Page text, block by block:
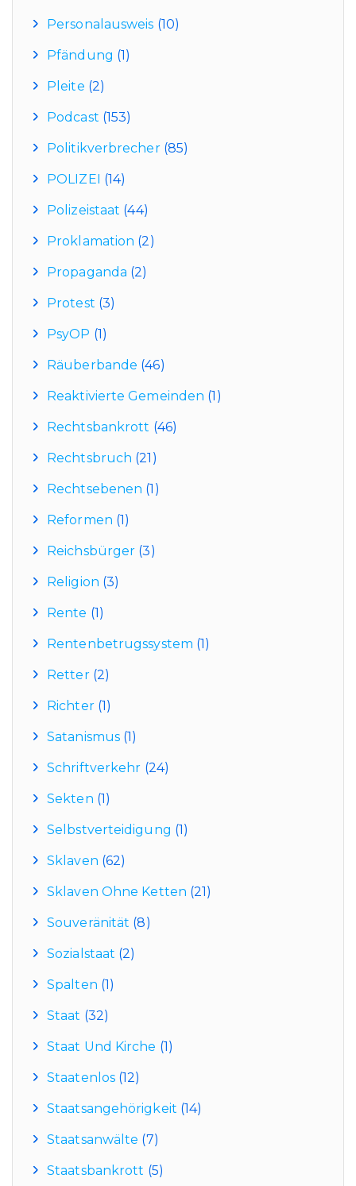
Personalausweis (10)
Pfändung (1)
Pleite (2)
Podcast (153)
Politikverbrecher(85)
POLIZEI (14)
Polizeistaat (44)
Proklamation (2)
Propaganda (2)
Protest (3)
PsyOP (1)
Räuberbande (46)
Reaktivierte Gemeinden (1)
Rechtsbankrott (46)
Rechtsbruch (21)
Rechtsebenen (1)
Reformen (1)
Reichsbürger (3)
Religion (3)
Rente (1)
Rentenbetrugssystem (1)
Retter(2)
Richter(1)
Satanismus (1)
Schriftverkehr (24)
Sekten (1)
Selbstverteidigung (1)
Sklaven (62)
Sklaven Ohne Ketten (21)
Souveränität (8)
Sozialstaat (2)
Spalten (1)
Staat (32)
Staat Und Kirche (1)
Staatenlos (12)
Staatsangehörigkeit (14)
Staatsanwälte (7)
Staatsbankrott (5)